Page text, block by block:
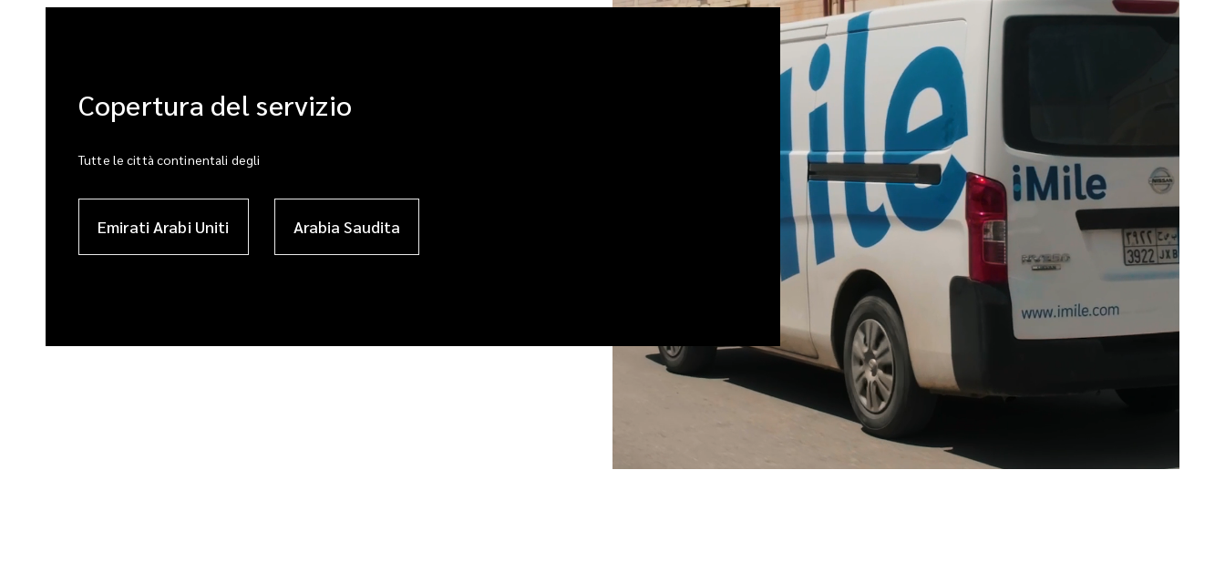
Copertura del servizio
Tutte le città continentali degli
Emirati Arabi Uniti Arabia Saudita